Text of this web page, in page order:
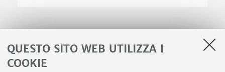
QUESTO SITO WEB UTILIZZA I
COOKIE
1 2